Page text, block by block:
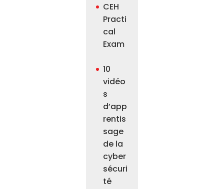
CEH
Practi
cal
Exam
10
vidéo
s
d’app
rentis
sage
de la
cyber
sécuri
té